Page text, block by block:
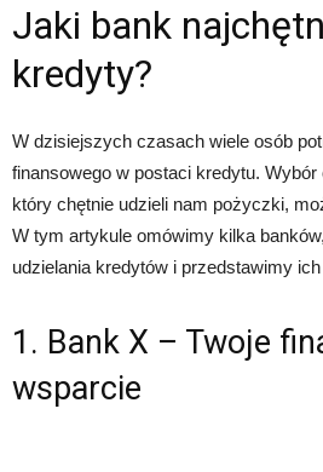
Jaki bank
kredyty?
W dzisiejszych czasach wiele osób
finansowego w postaci kredytu. Wybór
który chętnie udzieli nam pożyczki,
W tym artykule omówimy kilka
udzielania kredytów i przedstawimy ich
1. Bank X – Twoje
wsparcie